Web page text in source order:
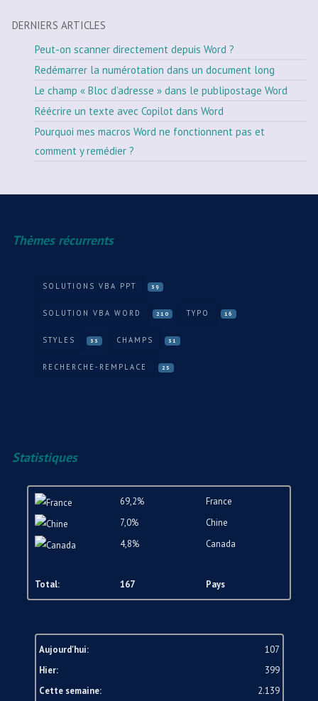
DERNIERS ARTICLES
Peut-on scanner directement depuis Word ?
Redémarrer la numérotation dans un document long
Le champ « Bloc d’adresse » dans le publipostage Word
Réécrire un texte avec Copilot dans Word
Pourquoi mes macros Word ne fonctionnent pas et
comment y remédier ?
Thèmes récurrents
SOLUTIONS VBA PPT 39
SOLUTION VBA WORD 210 TYPO 16
STYLES 33 CHAMPS 31
RECHERCHE-REMPLACE 25
Statistiques
69,2%
France
7,0%
Chine
4,8%
Canada
Total: 167 Pays
Aujourd'hui:
107
Hier:
399
Cette semaine:
2.139